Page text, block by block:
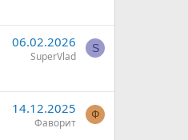
06.02.2026
SuperVlad
S
14.12.2025
Фаворит
Ф